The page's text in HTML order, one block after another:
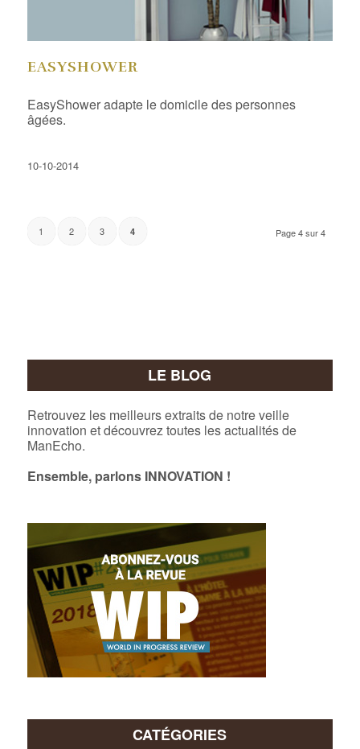
EASYSHOWER
EasyShower adapte le domicile des personnes
âgées.
10-10-2014
Page 4 sur 4
1 2 3 4
LE BLOG
Retrouvez les meilleurs extraits de notre veille
innovation et découvrez toutes les actualités de
ManEcho.
Ensemble, parlons INNOVATION !
CATÉGORIES